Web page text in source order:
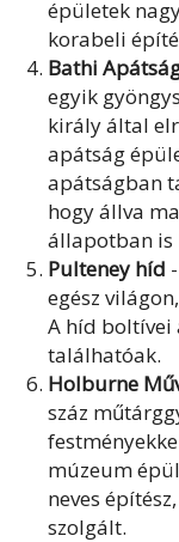
épületek
korabeli
Bathi
egyik
király által
apátság
apátságban
hogy állva
állapotban is
Pulteney híd
egész
A híd boltívei
találhatóak.
Holburne
száz
múzeum
neves
szolgált.